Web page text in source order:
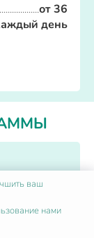
от 36
день
ваш
нами